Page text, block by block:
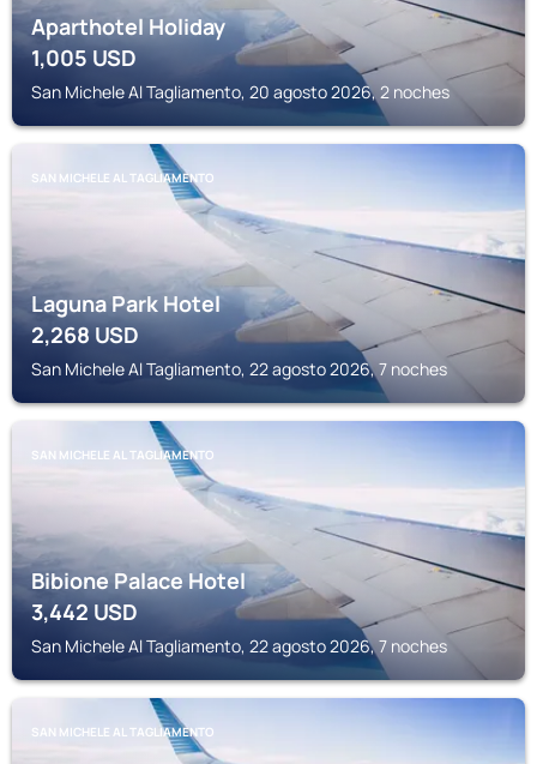
Aparthotel Holiday
1,005USD
San Michele Al Tagliamento, 20 agosto 2026, 2 noches
SAN MICHELE AL TAGLIAMENTO
Laguna Park Hotel
2,268 USD
San Michele Al Tagliamento, 22 agosto 2026, 7 noches
SAN MICHELE AL TAGLIAMENTO
Bibione Palace Hotel
3,442USD
San Michele Al Tagliamento, 22 agosto 2026, 7 noches
SAN MICHELE AL TAGLIAMENTO